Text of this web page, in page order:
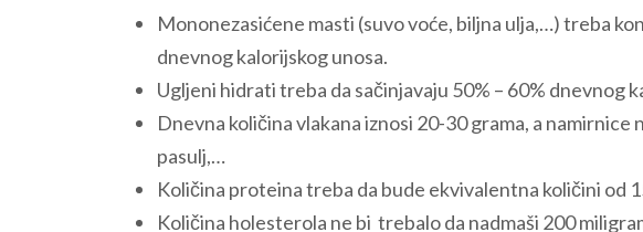
Mononezasićene masti (suvo voće, biljna ulja,…) treba
dnevnog kalorijskog unosa.
Ugljeni hidrati treba da sačinjavaju 50% – 60% dnevnog
Dnevna količina vlakana iznosi 20-30 grama, a
pasulj,…
Količina proteina treba da bude ekvivalentna količini od
Količina holesterola ne bi trebalo da nadmaši 200